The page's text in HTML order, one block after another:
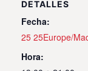
DETALLES
Fecha:
25 25Europe/
Hora: